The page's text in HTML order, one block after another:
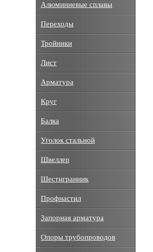
Алюминиевые сплавы
Переходы
Тройники
Лист
Арматура
Круг
Балка
Уголок стальной
Швеллер
Шестигранник
Профнастил
Запорная арматура
Опоры трубопроводов